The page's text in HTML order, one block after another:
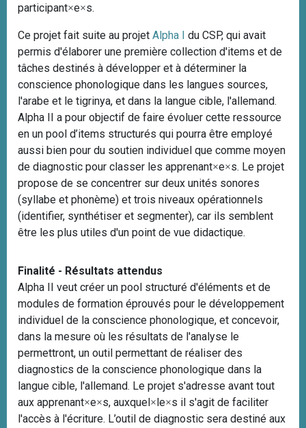
participant×e×s.
Ce projet fait suite au projet Alpha I du CSP, qui avait
permis d'élaborer une première collection d'items et de
tâches destinés à développer et à déterminer la
conscience phonologique dans les langues sources,
l'arabe et le tigrinya, et dans la langue cible, l'allemand.
Alpha II a pour objectif de faire évoluer cette ressource
en un pool d’items structurés qui pourra être employé
aussi bien pour du soutien individuel que comme moyen
de diagnostic pour classer les apprenant×e×s. Le projet
propose de se concentrer sur deux unités sonores
(syllabe et phonème) et trois niveaux opérationnels
(identifier, synthétiser et segmenter), car ils semblent
être les plus utiles d'un point de vue didactique.
Finalité - Résultats attendus
Alpha II veut créer un pool structuré d'éléments et de
modules de formation éprouvés pour le développement
individuel de la conscience phonologique, et concevoir,
dans la mesure où les résultats de l'analyse le
permettront, un outil permettant de réaliser des
diagnostics de la conscience phonologique dans la
langue cible, l'allemand. Le projet s'adresse avant tout
aux apprenant×e×s, auxquel × le×s il s'agit de faciliter
l'accès à l'écriture. L’outil de diagnostic sera destiné aux